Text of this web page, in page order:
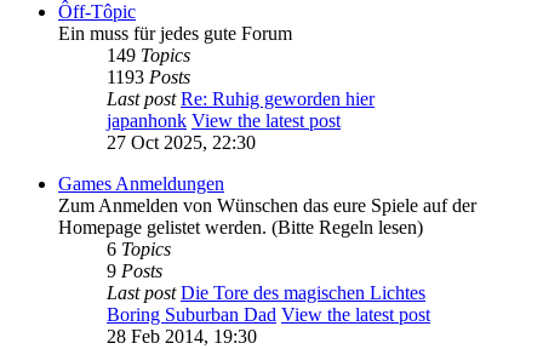
Ôff-Tôpic
Ein muss für jedes gute Forum
149 Topics
1193 Posts
Last post Re: Ruhig geworden hier
japanhonk View the latest post
27 Oct 2025, 22:30
Games Anmeldungen
Zum Anmelden von Wünschen das eure Spiele auf der
Homepage gelistet werden. (Bitte Regeln lesen)
6 Topics
9 Posts
Last post Die Tore des magischen Lichtes
Boring Suburban Dad View the latest post
28 Feb 2014, 19:30